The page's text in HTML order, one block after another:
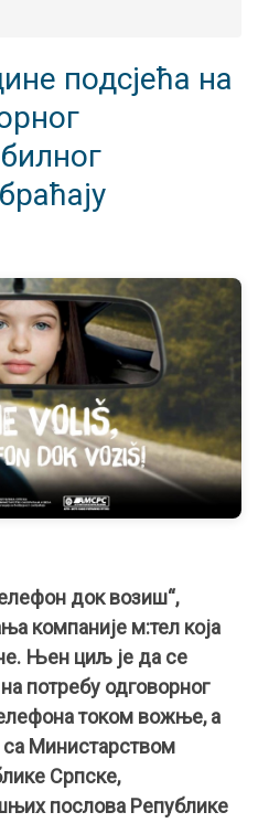
подсјећа на
док возиш“,
компаније м:тел која
Њен циљ је да се
потребу одговорног
током вожње, а
са Министарством
Српске,
послова Републике